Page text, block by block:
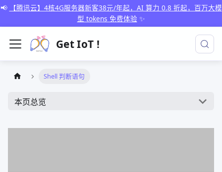
📢
【腾讯云】4核4G服务器新客38元/年起，AI 算力 0.8 折起，百万大模
型 tokens 免费体验 ✨
Get IoT !
Shell 判断语句
本页总览